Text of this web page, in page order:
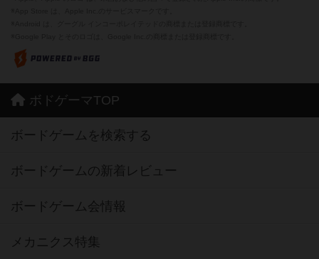
ボドゲーマTOP
ボードゲームを検索する
ボードゲームの新着レビュー
ボードゲーム会情報
メカニクス特集